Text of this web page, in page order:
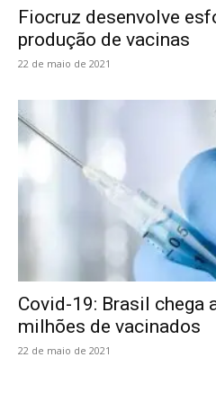
Fiocruz desenvolve
produção de vacinas
22 de maio de 2021
Covid-19: Brasil chega
milhões de vacinados
22 de maio de 2021